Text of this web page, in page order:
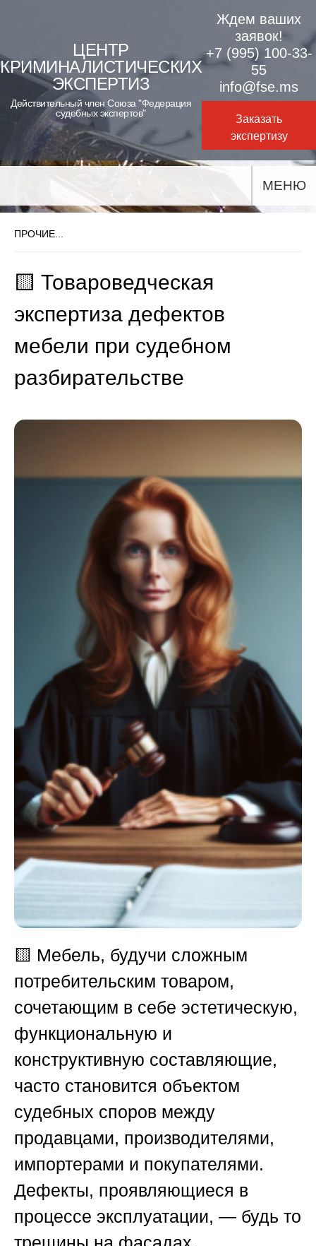
content
ЦЕНТР
КРИМИНАЛИСТИЧЕСКИХ
ЭКСПЕРТИЗ
Действительный член Союза "Федерация
судебных экспертов"
Ждем ваших
заявок!
+7 (995) 100-33-
55
info@fse.ms
Заказать
экспертизу
МЕНЮ
ПРОЧИЕ...
🟨 Товароведческая
экспертиза дефектов
мебели при судебном
разбирательстве
🟨 Мебель, будучи сложным
потребительским товаром,
сочетающим в себе эстетическую,
функциональную и
конструктивную составляющие,
часто становится объектом
судебных споров между
продавцами, производителями,
импортерами и покупателями.
Дефекты, проявляющиеся в
процессе эксплуатации, — будь то